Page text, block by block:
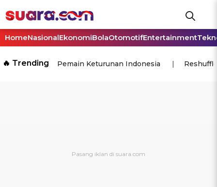
HomeNasionalEkonomiBolaOtomotifEntertainment
🔥 Trending Pemain Keturunan Indonesia